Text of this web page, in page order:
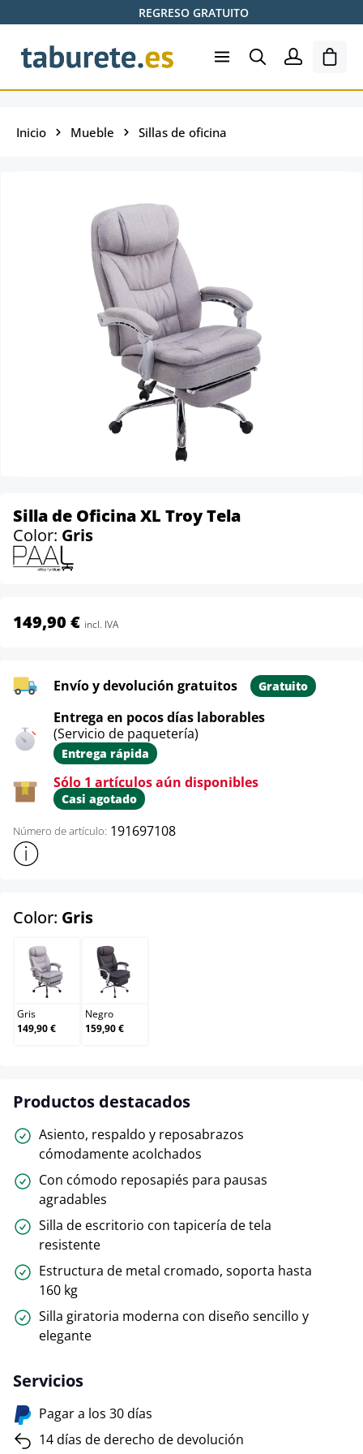
Saltar al contenido principalREGRESO GRATUITO
El
Inicio Mueble Sillas de oficina
Silla de Oficina XL Troy Tela
Color: Gris
149,90 € incl. IVA
Envío y devolución gratuitos Gratuito
Entrega en pocos días laborables
(Servicio de paquetería)
Entrega rápida
Sólo 1 artículos aún disponibles
Casi agotado
Número de artículo: 191697108
Mostrar más información sobre el producto
Color: Grisselect
Gris
Gris
149,90 €
Negro
Negro
159,90 €
Productos destacados
Asiento, respaldo y reposabrazos
cómodamente acolchados
Con cómodo reposapiés para pausas
agradables
Silla de escritorio con tapicería de tela
resistente
Estructura de metal cromado, soporta hasta
160 kg
Silla giratoria moderna con diseño sencillo y
elegante
Servicios
Pagar a los 30 días
14 días de derecho de devolución